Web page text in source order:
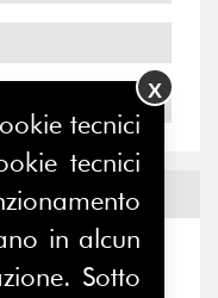
tecnici
tecnici
in alcun
Sotto
X